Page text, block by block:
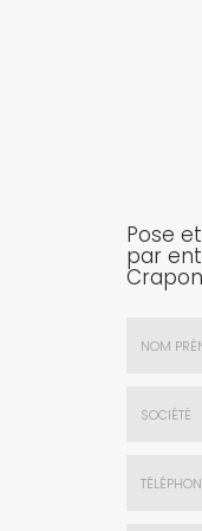
Pose
par